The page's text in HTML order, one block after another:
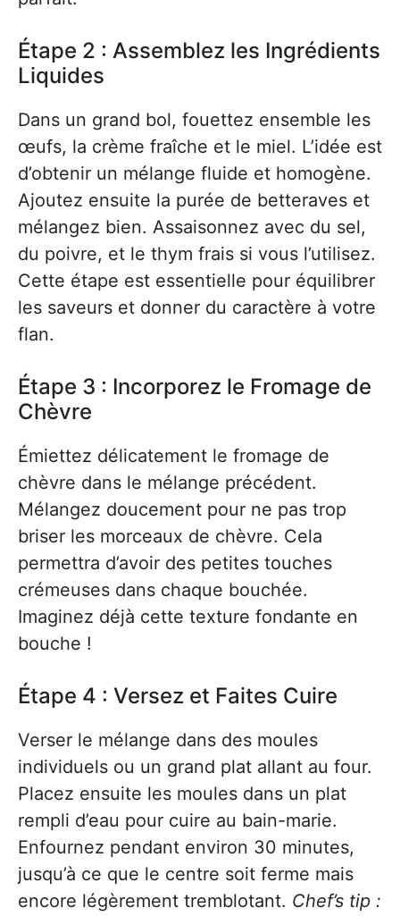
Étape 2 : Assemblez les Ingrédients
Liquides
Dans un grand bol, fouettez ensemble les
œufs, la crème fraîche et le miel. L’idée est
d’obtenir un mélange fluide et homogène.
Ajoutez ensuite la purée de betteraves et
mélangez bien. Assaisonnez avec du sel,
du poivre, et le thym frais si vous l’utilisez.
Cette étape est essentielle pour équilibrer
les saveurs et donner du caractère à votre
flan.
Étape 3 : Incorporez le Fromage de
Chèvre
Émiettez délicatement le fromage de
chèvre dans le mélange précédent.
Mélangez doucement pour ne pas trop
briser les morceaux de chèvre. Cela
permettra d’avoir des petites touches
crémeuses dans chaque bouchée.
Imaginez déjà cette texture fondante en
bouche !
Étape 4 : Versez et Faites Cuire
Verser le mélange dans des moules
individuels ou un grand plat allant au four.
Placez ensuite les moules dans un plat
rempli d’eau pour cuire au bain-marie.
Enfournez pendant environ 30 minutes,
jusqu’à ce que le centre soit ferme mais
encore légèrement tremblotant. Chef’s tip :